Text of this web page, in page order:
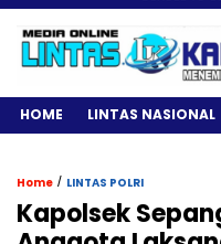
HOME LINTAS NASIONAL
Home / LINTAS POLRI
Kapolsek